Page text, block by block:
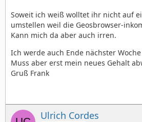
Soweit ich weiß wolltet ihr nicht auf
umstellen weil die Geosbrowser-
Kann mich da aber auch irren.
Ich werde auch Ende nächster
Muss aber erst mein neues Gehalt
Gruß Frank
Ulrich Cordes